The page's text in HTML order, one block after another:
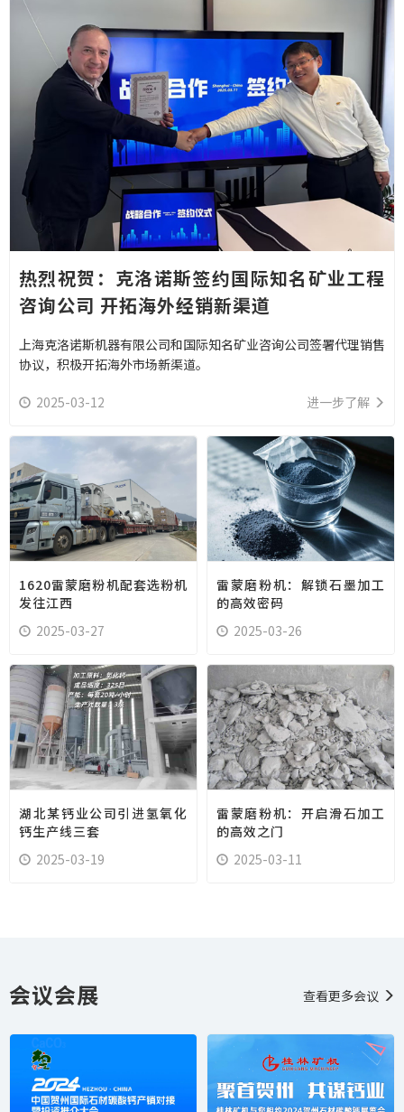
热烈祝贺：克洛诺斯签约国际知名矿业工程
咨询公司 开拓海外经销新渠道
上海克洛诺斯机器有限公司和国际知名矿业咨询公司签署代理销售
协议，积极开拓海外市场新渠道。
2025-03-12 进一步了解
1620雷蒙磨粉机配套选粉机
发往江西
2025-03-27
雷蒙磨粉机：解锁石墨加工
的高效密码
2025-03-26
湖北某钙业公司引进氢氧化
钙生产线三套
2025-03-19
雷蒙磨粉机：开启滑石加工
的高效之门
2025-03-11
会议会展 查看更多会议